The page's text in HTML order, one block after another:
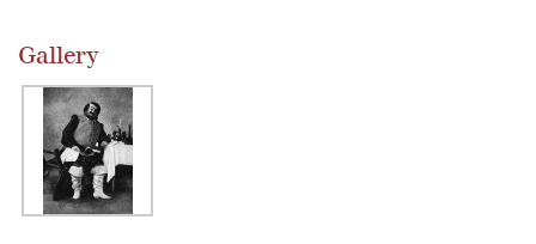
Gallery